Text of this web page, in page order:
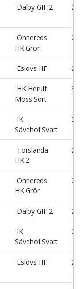
Dalby GIF:2 26
Önnereds
HK:Grön
25
Eslövs HF 26
HK Herulf
Moss:Sort
31
IK
Sävehof:Svart
32
Torslanda
HK:2
25
Önnereds
HK:Grön
26
Dalby GIF:2 27
IK
Sävehof:Svart
28
Eslövs HF 22